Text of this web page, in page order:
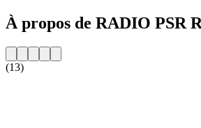
À propos de RADIO PSR
(13)